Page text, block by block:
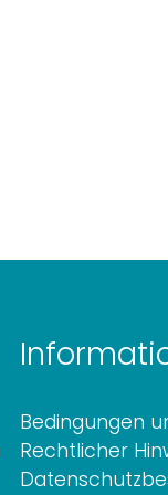
Bedingungen
Rechtlicher